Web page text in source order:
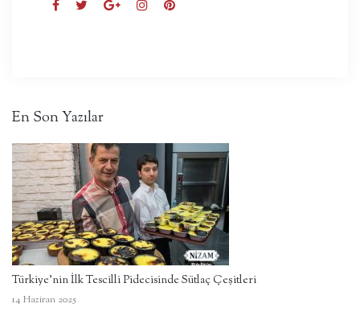
En Son Yazılar
Türkiye’nin İlk Tescilli Pidecisinde Sütlaç Çeşitleri
14 Haziran 2025